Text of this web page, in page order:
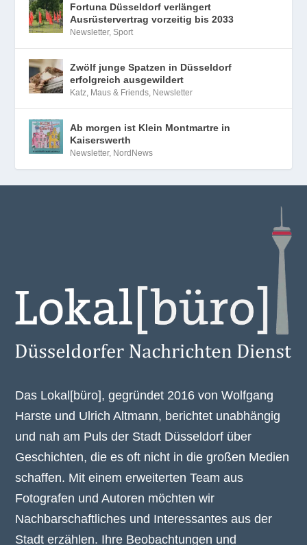
Fortuna Düsseldorf verlängert
Ausrüstervertrag vorzeitig bis 2033
Newsletter,Sport
Zwölf junge Spatzen in Düsseldorf
erfolgreich ausgewildert
Katz, Maus & Friends Newsletter
Ab morgen ist Klein Montmartre in
Kaiserswerth
Newsletter, NordNews
Das Lokal[büro], gegründet 2016 von Wolfgang
Harste und Ulrich Altmann, berichtet unabhängig
und nah am Puls der Stadt Düsseldorf über
Geschichten, die es oft nicht in die großen Medien
schaffen. Mit einem erweiterten Team aus
Fotografen und Autoren möchten wir
Nachbarschaftliches und Interessantes aus der
Stadt erzählen. Ihre Beobachtungen und